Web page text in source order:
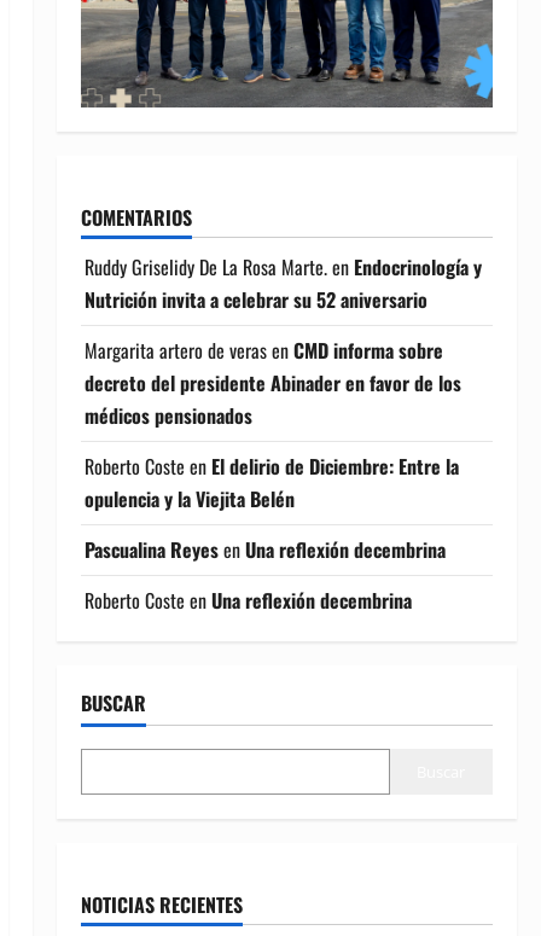
COMENTARIOS
Ruddy Griselidy De La Rosa Marte.en Endocrinología y
Nutrición invita a celebrar su 52 aniversario
Margarita artero de verasenCMD informa sobre
decreto del presidente Abinader en favor de los
médicos pensionados
Roberto Coste en El delirio de Diciembre: Entre la
opulencia y la Viejita Belén
Pascualina ReyesenUna reflexión decembrina
Roberto Coste enUna reflexión decembrina
BUSCAR
NOTICIAS RECIENTES